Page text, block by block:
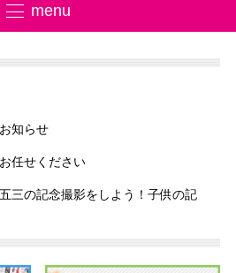
menu
知らせ
任せください
三の記念撮影をしよう！子供の記